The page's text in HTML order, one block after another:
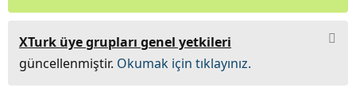
XTurk üye grupları genel yetkileri
güncellenmiştir. Okumak için tıklayınız.